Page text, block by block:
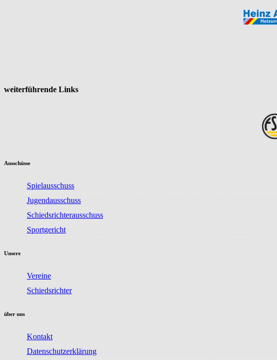
weiterführende Links
Ausschüsse
Spielausschuss
Jugendausschuss
Schiedsrichterausschuss
Sportgericht
Unsere
Vereine
Schiedsrichter
über uns
Kontakt
Datenschutzerklärung